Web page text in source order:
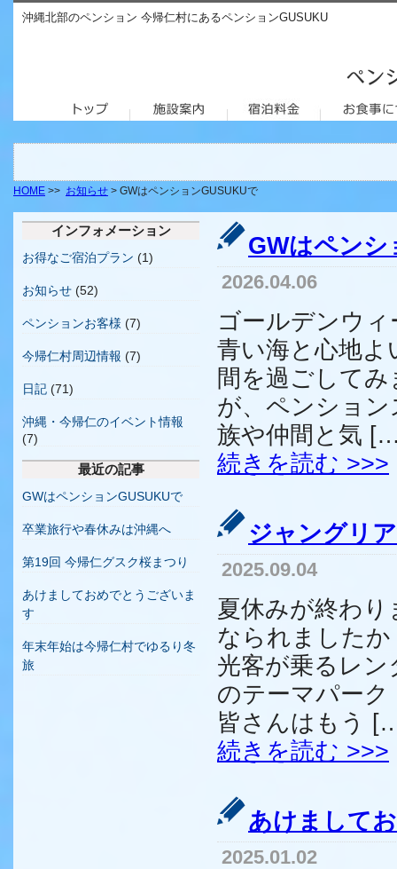
沖縄北部のペンション 今帰仁村にあるペンションGUSUKU
HOME >> お知らせ > GWはペンションGUSUKUで
インフォメーション
お得なご宿泊プラン (1)
お知らせ (52)
ペンションお客様 (7)
今帰仁村周辺情報 (7)
日記 (71)
沖縄・今帰仁のイベント情報
(7)
最近の記事
GWはペンションGUSUKUで
卒業旅行や春休みは沖縄へ
第19回 今帰仁グスク桜まつり
あけましておめでとうございま
す
年末年始は今帰仁村でゆるり冬
旅
GWはペン
2026.04.06
ゴールデンウ
青い海と心地
間を過ごして
が、ペンショ
族や仲間と気
続きを読む >>>
ジャングリ
2025.09.04
夏休みが終わ
なられました
光客が乗るレ
のテーマパー
皆さんはもう
続きを読む >>>
あけまして
2025.01.02